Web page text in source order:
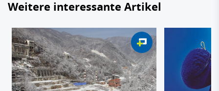
Weitere interessante Artikel